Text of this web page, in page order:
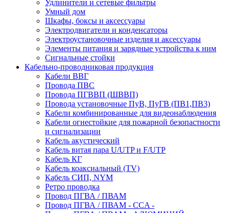
Удлинители и сетевые фильтры
Умный дом
Шкафы, боксы и аксессуары
Электродвигатели и конденсаторы
Электроустановочные изделия и аксессуары
Элементы питания и зарядные устройства к ним
Сигнальные стойки
Кабельно-проводниковая продукция
Кабели ВВГ
Провода ПВС
Провода ПГВВП (ШВВП)
Провода установочные ПуВ, ПуГВ (ПВ1,ПВ3)
Кабели комбинированные для видеонаблюдения
Кабели огнестойкие для пожарной безопастности
и сигнализации
Кабель акустический
Кабель витая пара U/UTP и F/UTP
Кабель КГ
Кабель коаксиальный (TV)
Кабель СИП, NYM
Ретро проводка
Провод ПГВА / ПВАМ
Провод ПГВА / ПВАМ - CCA -